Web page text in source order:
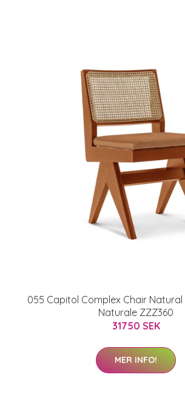
055 Capitol Complex Chair
Naturale ZZZ360
31750 SEK
MER INFO!